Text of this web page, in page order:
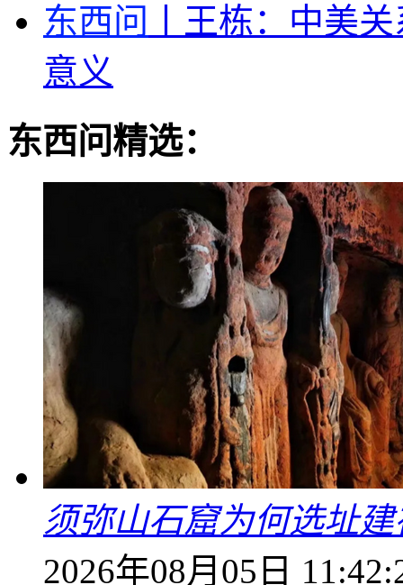
东西问
丨王栋：中美
意义
东西问精选：
须弥山石窟为何选址
2026年08月05日